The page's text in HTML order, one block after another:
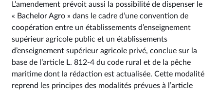
L’amendement prévoit aussi la possibilité de dispenser le
« Bachelor Agro » dans le cadre d’une convention de
coopération entre un établissements d’enseignement
supérieur agricole public et un établissements
d’enseignement supérieur agricole privé, conclue sur la
base de l’article L. 812‑4 du code rural et de la pêche
maritime dont la rédaction est actualisée. Cette modalité
reprend les principes des modalités prévues à l’article